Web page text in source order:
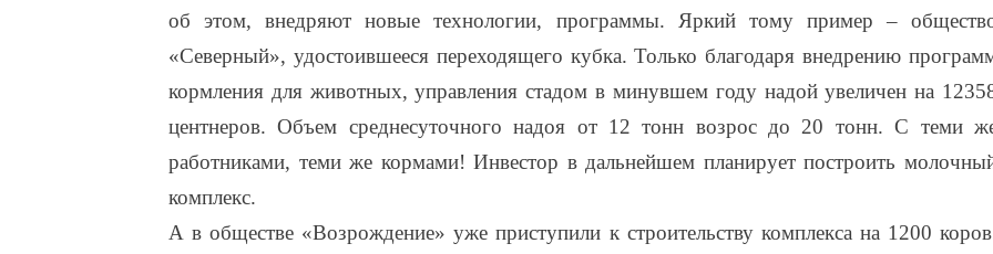
об этом, внедряют новые технологии, программы. Яркий тому пример –
«Северный», удостоившееся переходящего кубка. Только благодаря внедрению
кормления для животных, управления стадом в минувшем году надой увеличен на
центнеров. Объем среднесуточного надоя от 12 тонн возрос до 20 тонн. С теми
работниками, теми же кормами! Инвестор в дальнейшем планирует построить
комплекс.
А в обществе «Возрождение» уже приступили к строительству комплекса на 1200